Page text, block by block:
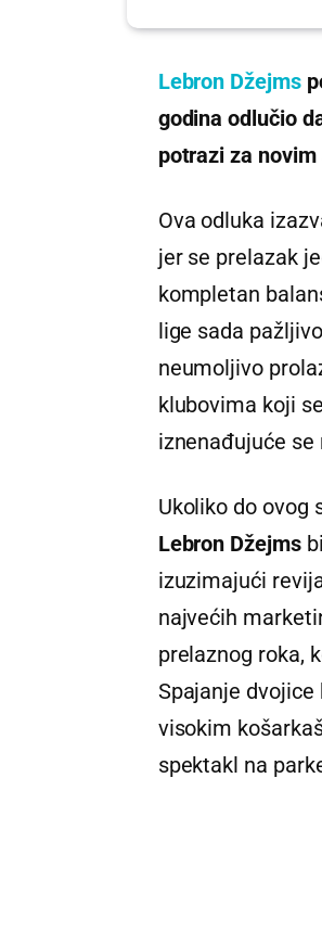
Lebron Džejms
godina odlučio
potrazi za
Ova odluka
jer se prelazak
kompletan
lige sada
neumoljivo
klubovima koji
iznenađujuće se
Ukoliko do ovog
Lebron Džejms
izuzimajući
najvećih
prelaznog roka,
Spajanje
visokim
spektakl na